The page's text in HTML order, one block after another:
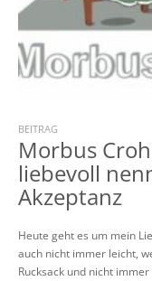
BEITRAG
Morbus
liebevoll
Akzeptanz
Heute geht es um mein
auch nicht immer leicht,
Rucksack und nicht